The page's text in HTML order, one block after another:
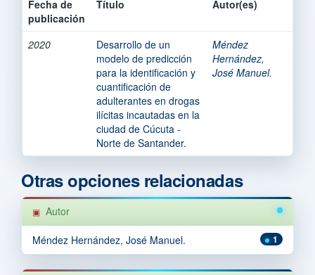
Fecha de
publicación
Título Autor(es)
2020
Desarrollo de un
modelo de predicción
para la identificación y
cuantificación de
adulterantes en drogas
ilícitas incautadas en la
ciudad de Cúcuta -
Norte de Santander.
Méndez
Hernández,
José Manuel.
Otras opciones relacionadas
Autor
1
Méndez Hernández, José Manuel.